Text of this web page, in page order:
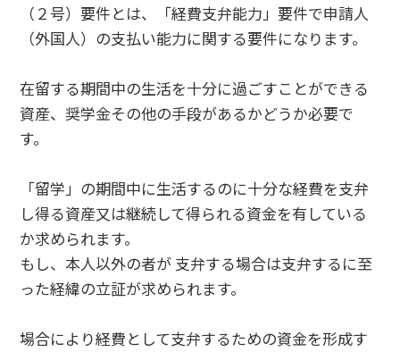
（２号）要件とは、「経費支弁能力」要件で申請人
（外国人）の支払い能力に関する要件になります。
在留する期間中の生活を十分に過ごすことができる
資産、奨学金その他の手段があるかどうか必要で
す。
「留学」の期間中に生活するのに十分な経費を支弁
し得る資産又は継続して得られる資金を有している
か求められます。
もし、本人以外の者が 支弁する場合は支弁するに至
った経緯の立証が求められます。
場合により経費として支弁するための資金を形成す